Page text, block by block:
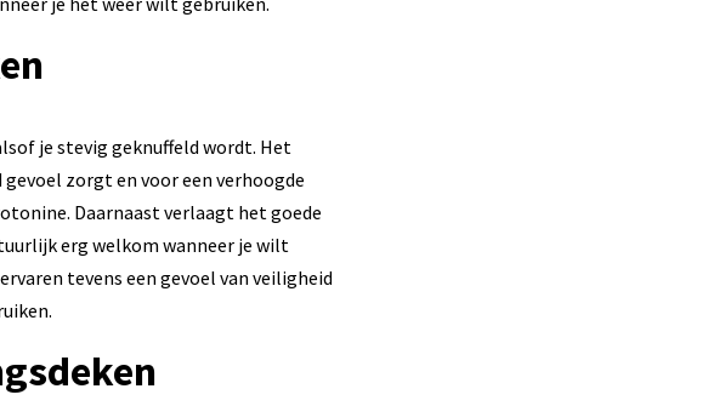
je stevig geknuffeld wordt. Het
zorgt en voor een verhoogde
Daarnaast verlaagt het goede
erg welkom wanneer je wilt
tevens een gevoel van veiligheid